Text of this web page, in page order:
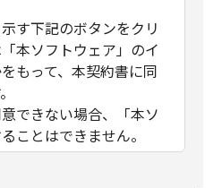
す下記のボタンをクリ
本ソフトウェア」のイ
もって、本契約書に同
できない場合、「本ソ
ことはできません。